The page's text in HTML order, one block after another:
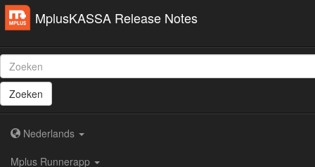
MplusKASSA Release Notes
Zoeken
Nederlands
Mplus Runnerapp